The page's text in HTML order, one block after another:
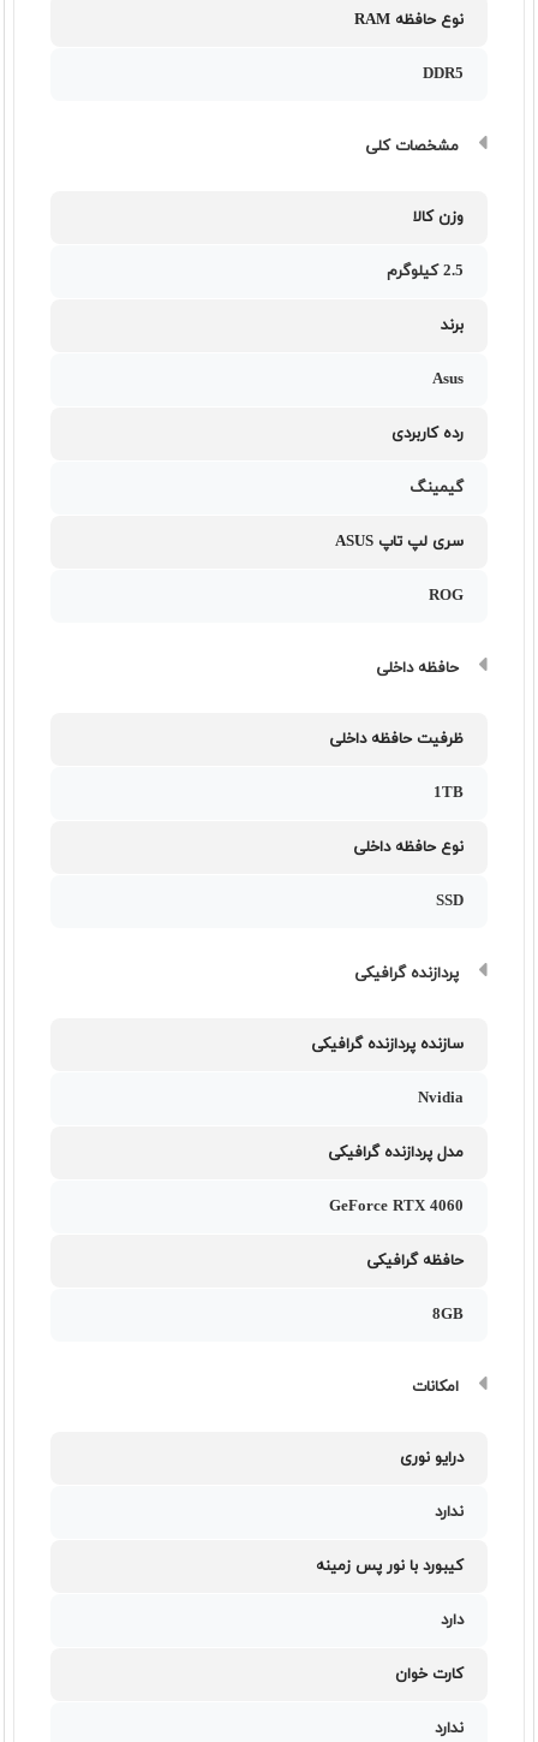
نوع حافظه RAM
DDR5
مشخصات کلی
وزن کالا
2.5 کیلوگرم
برند
Asus
رده کاربردی
گیمینگ
سری لپ تاپ ASUS
ROG
حافظه داخلی
ظرفیت حافظه داخلی
1TB
نوع حافظه داخلی
SSD
پردازنده گرافیکی
سازنده پردازنده گرافیکی
Nvidia
مدل پردازنده گرافیکی
GeForce RTX 4060
حافظه گرافیکی
8GB
امکانات
درایو نوری
ندارد
کیبورد با نور پس زمینه
دارد
کارت خوان
ندارد